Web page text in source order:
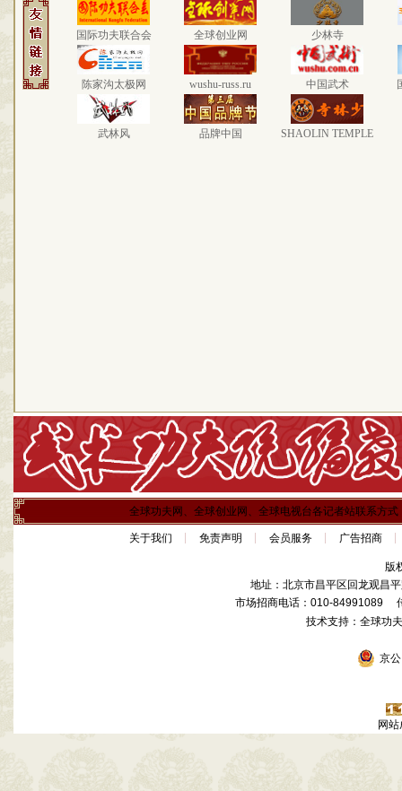
国际功夫联合会 全球创业网 少林寺
陈家沟太极网 wushu-russ.ru 中国武术
武林风 品牌中国 SHAOLIN TEMPLE
全球功夫网、全球创业网、全球电视台各记者站联系方式
关于我们 免责声明 会员服务 广告招商
版
地址：北京市昌平区回龙观昌
市场招商电话：010-84991089
技术支持：全球
京公
网